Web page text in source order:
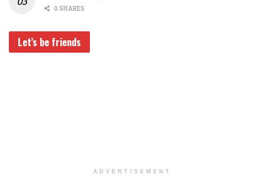
0 SHARES
Let’s be friends
ADVERTISEMENT